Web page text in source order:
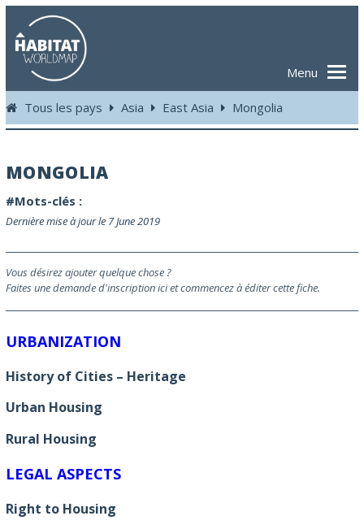
Menu
Tous les pays Asia East Asia Mongolia
MONGOLIA
#Mots-clés :
Dernière mise à jour le 7 June 2019
Vous désirez ajouter quelque chose ?
Faites une demande d'inscription ici et commencez à éditer cette fiche.
URBANIZATION
History of Cities – Heritage
Urban Housing
Rural Housing
LEGAL ASPECTS
Right to Housing